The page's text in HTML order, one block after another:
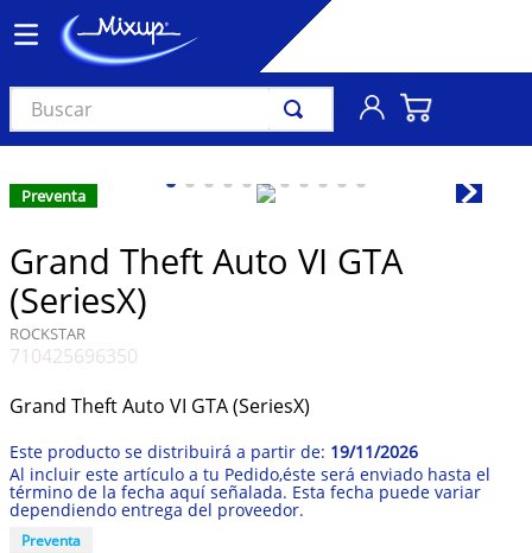
Buscar
Preventa
Grand Theft Auto VI GTA
(SeriesX)
ROCKSTAR
710425696350
Grand Theft Auto VI GTA (SeriesX)
19/11/2026
Preventa
3.
audífonos
4.
madonna
5.
ariana grande
6.
bts
importados
8.
manga
bocinas